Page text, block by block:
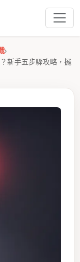
›
新手五步驟攻略，擺